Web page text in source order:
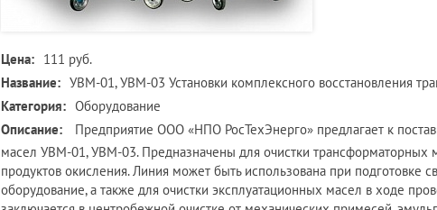
Цена: 111 руб.
Название: УВМ-01, УВМ-03 Установки комплексного восстановления
Категория: Оборудование
Описание:
Предприятие ООО «НПО РосТехЭнерго» предлагает к
масел УВМ-01, УВМ-03. Предназначены для очистки трансформаторных
продуктов окисления. Линия может быть использована при подготовке
оборудование, а также для очистки эксплуатационных масел в ходе